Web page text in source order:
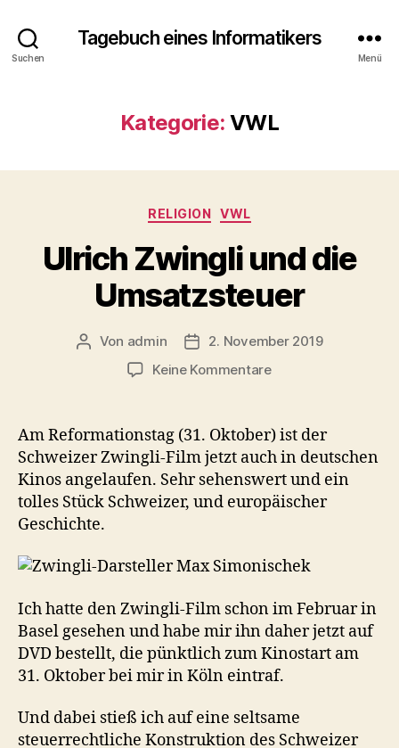
Suchen
Tagebuch eines Informatikers
Menü
Kategorie: VWL
Kategorien
RELIGION VWL
Ulrich Zwingli und die
Umsatzsteuer
Beitragsautor
Von admin Beitragsdatum
2. November 2019
Keine Kommentarezu
und
die
Umsatzsteuer
Am Reformationstag (31. Oktober) ist der
Schweizer Zwingli-Film jetzt auch in deutschen
Kinos angelaufen. Sehr sehenswert und ein
tolles Stück Schweizer, und europäischer
Geschichte.
Ich hatte den Zwingli-Film schon im Februar in
Basel gesehen und habe mir ihn daher jetzt auf
DVD bestellt, die pünktlich zum Kinostart am
31. Oktober bei mir in Köln eintraf.
Und dabei stieß ich auf eine seltsame
steuerrechtliche Konstruktion des Schweizer